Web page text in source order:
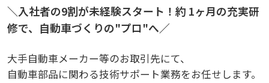
＼入社者の9割が未経験スタート！約 1ヶ月の充実研
修で、自動車づくりの"プロ"へ／
大手自動車メーカー等のお取引先にて、
自動車部品に関わる技術サポート業務をお任せします。